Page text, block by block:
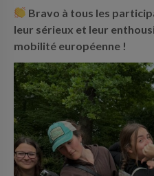
Bravo à tous les
leur sérieux et leur
mobilité européenne !